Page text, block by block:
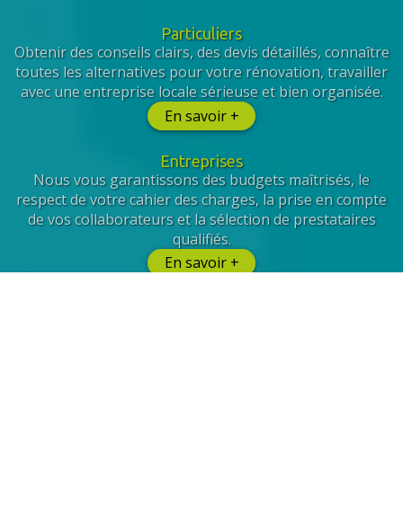
Particuliers
Obtenir des conseils clairs, des devis détaillés, connaître
toutes les alternatives pour votre rénovation, travailler
avec une entreprise locale sérieuse et bien organisée.
En savoir +
Entreprises
Nous vous garantissons des budgets maîtrisés, le
respect de votre cahier des charges, la prise en compte
de vos collaborateurs et la sélection de prestataires
qualifiés.
En savoir +